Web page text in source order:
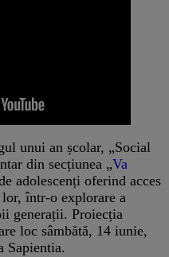
unui an școlar, „Social
din secțiunea „Va
adolescenți oferind acces
într-o explorare a
generații. Proiecția
loc sâmbătă, 14 iunie,
Sapientia.